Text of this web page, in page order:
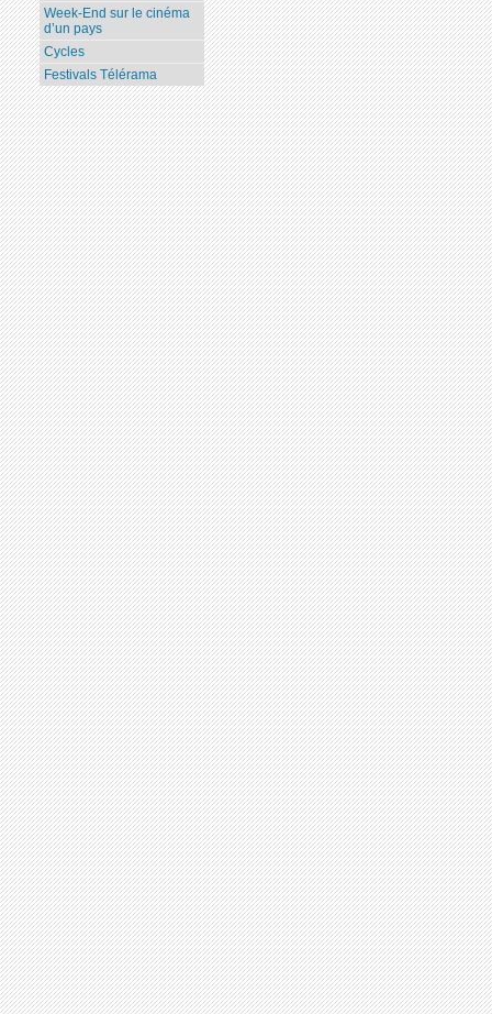
Week-End sur le cinéma
d’un pays
Cycles
Festivals Télérama